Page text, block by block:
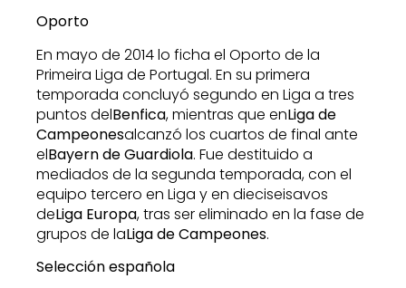
Oporto
En mayo de 2014 lo ficha el Oporto de la
Primeira Liga de Portugal.​ En su primera
temporada concluyó segundo en Liga a tres
puntos delBenfica, mientras que enLiga de
Campeonesalcanzó los cuartos de final ante
elBayern de Guardiola. Fue destituido a
mediados de la segunda temporada, con el
equipo tercero en Liga y en dieciseisavos
deLiga Europa, tras ser eliminado en la fase de
grupos de laLiga de Campeones.
Selección española